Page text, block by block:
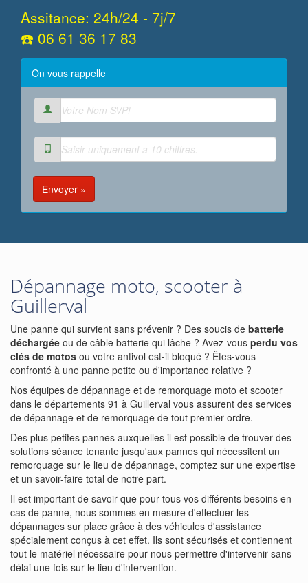
Assitance: 24h/24 - 7j/7
☎️ 06 61 36 17 83
On vous rappelle
Envoyer »
Dépannage moto, scooter à
Guillerval
Une panne qui survient sans prévenir ? Des soucis de batterie
déchargée ou de câble batterie qui lâche ? Avez-vous perdu vos
clés de motos ou votre antivol est-il bloqué ? Êtes-vous
confronté à une panne petite ou d'importance relative ?
Nos équipes de dépannage et de remorquage moto et scooter
dans le départements 91 à Guillerval vous assurent des services
de dépannage et de remorquage de tout premier ordre.
Des plus petites pannes auxquelles il est possible de trouver des
solutions séance tenante jusqu'aux pannes qui nécessitent un
remorquage sur le lieu de dépannage, comptez sur une expertise
et un savoir-faire total de notre part.
Il est important de savoir que pour tous vos différents besoins en
cas de panne, nous sommes en mesure d'effectuer les
dépannages sur place grâce à des véhicules d'assistance
spécialement conçus à cet effet. Ils sont sécurisés et contiennent
tout le matériel nécessaire pour nous permettre d'intervenir sans
délai une fois sur le lieu d'intervention.